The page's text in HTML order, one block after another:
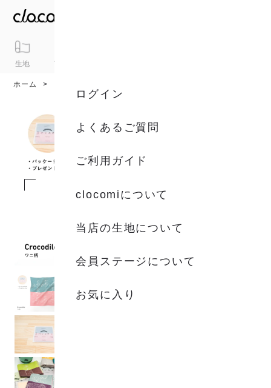
生地 アイテム
ログイン
よくあるご質問
ご利用ガイド
clocomiについて
当店の生地について
会員ステージについて
お気に入り
ホーム